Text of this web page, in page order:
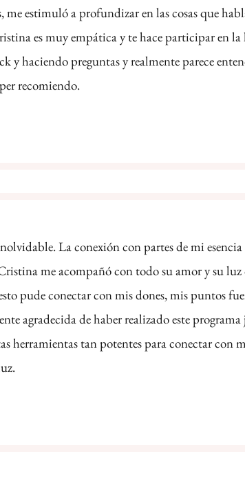
estimuló a profundizar en las cosas que
es muy empática y te hace participar en la
y haciendo preguntas y realmente parece
recomiendo.
La conexión con partes de mi
me acompañó con todo su amor y su luz
pude conectar con mis dones, mis puntos
agradecida de haber realizado este
herramientas tan potentes para conectar con